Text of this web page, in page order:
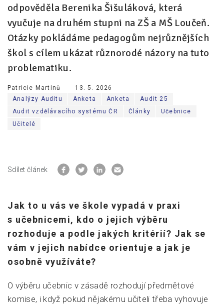
odpověděla Berenika Šišuláková, která
vyučuje na druhém stupni na ZŠ a MŠ Loučeň.
Otázky pokládáme pedagogům nejrůznějších
škol s cílem ukázat různorodé názory na tuto
problematiku.
Patricie Martinů
13. 5. 2026
Analýzy Auditu
Anketa Anketa
Audit 25
Audit vzdělávacího systému ČR
Články
Učebnice
Učitelé
Sdílet článek
Jak to u vás ve škole vypadá v praxi
s učebnicemi, kdo o jejich výběru
rozhoduje a podle jakých kritérií? Jak se
vám v jejich nabídce orientuje a jak je
osobně využíváte?
O výběru učebnic v zásadě rozhodují předmětové
komise, i když pokud nějakému učiteli třeba vyhovuje